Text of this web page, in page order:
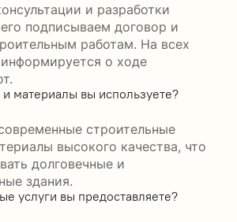
и разработки
подписываем договор и
работам. На всех
информируется о ходе
материалы вы используете?
строительные
высокого качества, что
долговечные и
здания.
услуги вы предоставляете?